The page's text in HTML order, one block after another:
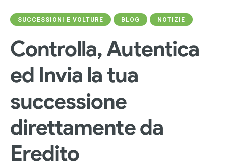
SUCCESSIONI E VOLTURE BLOG NOTIZIE
Controlla, Autentica
ed Invia la tua
successione
direttamente da
Eredito